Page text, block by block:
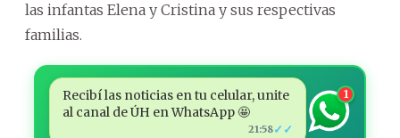
las infantas Elena y Cristina y sus respectivas
familias.
Recibí las noticias en tu celular, unite
al canal de ÚH en WhatsApp 🤩
21:58✓✓
1